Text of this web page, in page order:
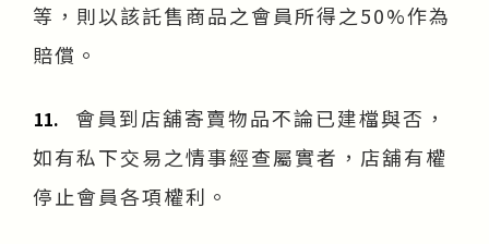
等，則以該託售商品之會員所得之50%作為
賠償。
11.
會員到店舖寄賣物品不論已建檔與否，
如有私下交易之情事經查屬實者，店舖有權
停止會員各項權利。